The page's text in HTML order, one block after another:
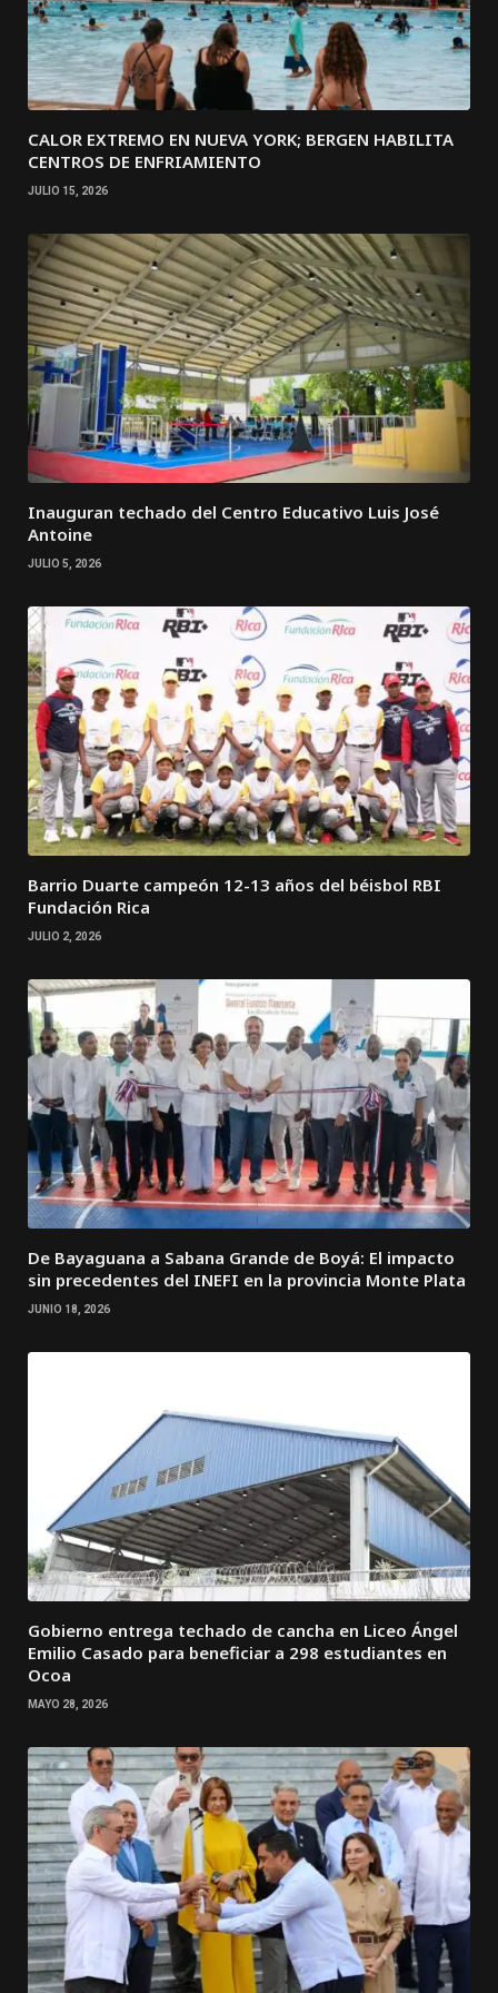
CALOR EXTREMO EN NUEVA YORK; BERGEN HABILITA
CENTROS DE ENFRIAMIENTO
JULIO 15, 2026
Inauguran techado del Centro Educativo Luis José
Antoine
JULIO 5, 2026
Barrio Duarte campeón 12-13 años del béisbol RBI
Fundación Rica
JULIO 2, 2026
De Bayaguana a Sabana Grande de Boyá: El impacto
sin precedentes del INEFI en la provincia Monte Plata
JUNIO 18, 2026
Gobierno entrega techado de cancha en Liceo Ángel
Emilio Casado para beneficiar a 298 estudiantes en
Ocoa
MAYO 28, 2026